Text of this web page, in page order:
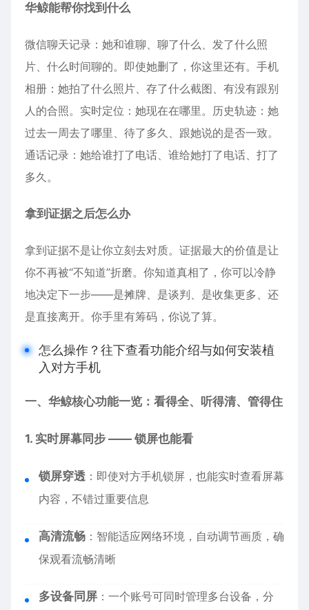
华鲸能帮你找到什么
微信聊天记录：她和谁聊、聊了什么、发了什么照
片、什么时间聊的。即使她删了，你这里还有。手机
相册：她拍了什么照片、存了什么截图、有没有跟别
人的合照。实时定位：她现在在哪里。历史轨迹：她
过去一周去了哪里、待了多久、跟她说的是否一致。
通话记录：她给谁打了电话、谁给她打了电话、打了
多久。
拿到证据之后怎么办
拿到证据不是让你立刻去对质。证据最大的价值是让
你不再被“不知道”折磨。你知道真相了，你可以冷静
地决定下一步——是摊牌、是谈判、是收集更多、还
是直接离开。你手里有筹码，你说了算。
怎么操作？往下查看功能介绍与如何安装植
入对方手机
一、华鲸核心功能一览：看得全、听得清、管得住
1. 实时屏幕同步 —— 锁屏也能看
锁屏穿透 ：即使对方手机锁屏，也能实时查看屏幕
内容，不错过重要信息
高清流畅 ：智能适应网络环境，自动调节画质，确
保观看流畅清晰
多设备同屏 ：一个账号可同时管理多台设备，分